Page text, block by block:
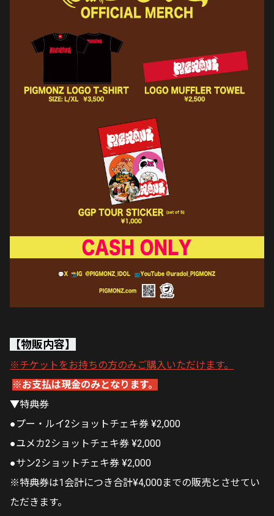
【物販内容】
※チケットをお持ちの方のみご購入いただけます。
※お支払は現金のみとなります。
▼特典券
●プー・ルイ2ショットチェキ券 ¥2,000
●ユメカ2ショットチェキ券 ¥2,000
●サン2ショットチェキ券 ¥2,000
※特典券は1会計につき合計¥4,000までの販売とさせてい
ただきます。